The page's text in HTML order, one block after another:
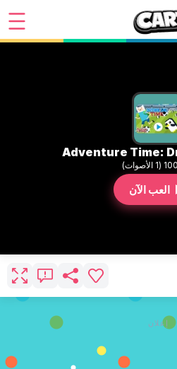
Adventure Time:
العب الآن
إعلان